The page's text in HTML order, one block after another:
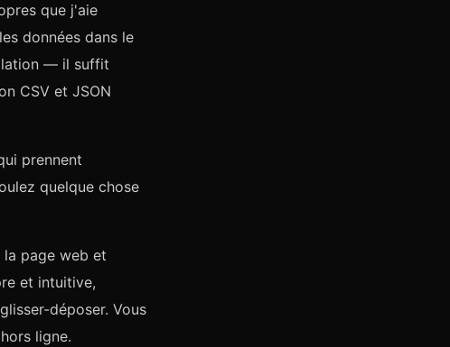
que j'aie
données dans le
— il suffit
CSV et JSON
prennent
quelque chose
page web et
et intuitive,
déposer. Vous
ligne.